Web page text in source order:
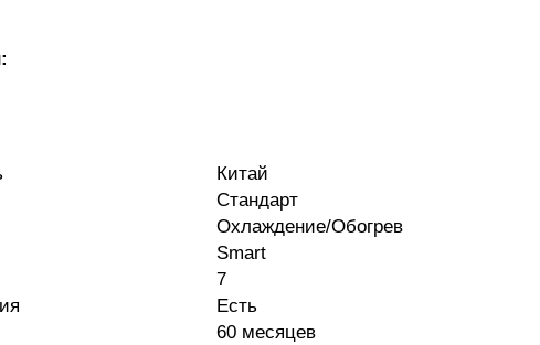
Китай
Стандарт
Охлаждение/Обогрев
Smart
7
Есть
60 месяцев